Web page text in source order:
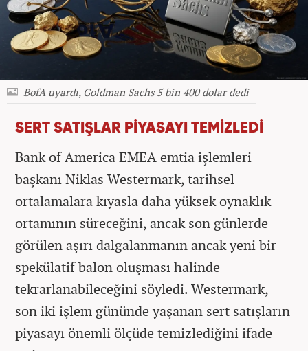
BofA uyardı, Goldman Sachs 5 bin 400 dolar dedi
SERT SATIŞLAR PİYASAYI TEMİZLEDİ
Bank of America EMEA emtia işlemleri
başkanı Niklas Westermark, tarihsel
ortalamalara kıyasla daha yüksek oynaklık
ortamının süreceğini, ancak son günlerde
görülen aşırı dalgalanmanın ancak yeni bir
spekülatif balon oluşması halinde
tekrarlanabileceğini söyledi. Westermark,
son iki işlem gününde yaşanan sert satışların
piyasayı önemli ölçüde temizlediğini ifade